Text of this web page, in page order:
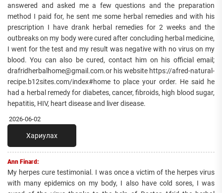
answered and asked me a few questions and the preparation
method I paid for, he sent me some herbal remedies and with his
prescription I have drank herbal remedies for 2 weeks and the
outbreaks on my body were cured after concluding herbal medicine,
I went for the test and my result was negative with no virus on my
blood. You can also be cured, contact him on his official email;
drafridherbalhome@gmail.com.or his website https://afred-natural-
recipe.b12sites.com/index#home to place your order. He said he
had a herbal remedy for diabetes, cancer, fibroids, high blood sugar,
hepatitis, HIV, heart disease and liver disease.
2026-06-02
Хариулах
Ann Finard:
My herpes cure testimonial. I was once a victim of the herpes virus
with many epidemics on my body, I also have cold sores, I was